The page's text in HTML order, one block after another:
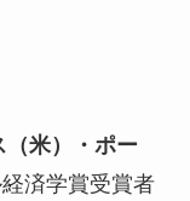
米）・ポー
済学賞受賞者